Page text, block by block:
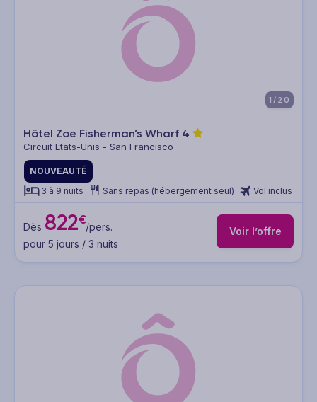
1/20
Hôtel Zoe Fisherman’s Wharf 4
Circuit Etats-Unis - San Francisco
NOUVEAUTÉ
3 à 9 nuits
Sans repas (hébergement seul) Vol inclus
Dès 822€/pers.
pour 5 jours / 3 nuits
Voir l’offre